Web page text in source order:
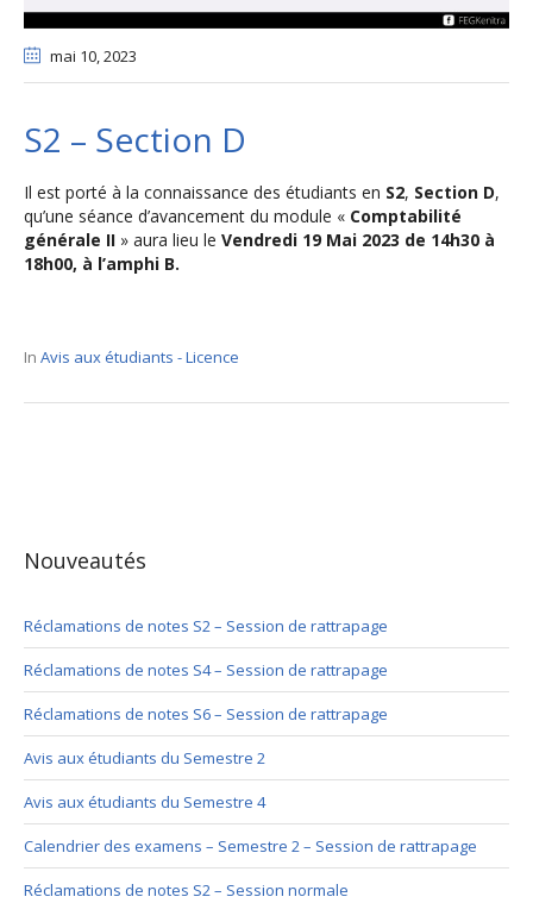
mai 10, 2023
S2 – Section D
Il est porté à la connaissance des étudiants en S2, Section D,
qu’une séance d’avancement du module « Comptabilité
générale II » aura lieu le Vendredi 19 Mai 2023 de 14h30 à
18h00, à l’amphi B.
In Avis aux étudiants - Licence
Nouveautés
Réclamations de notes S2 – Session de rattrapage
Réclamations de notes S4 – Session de rattrapage
Réclamations de notes S6 – Session de rattrapage
Avis aux étudiants du Semestre 2
Avis aux étudiants du Semestre 4
Calendrier des examens – Semestre 2 – Session de rattrapage
Réclamations de notes S2 – Session normale